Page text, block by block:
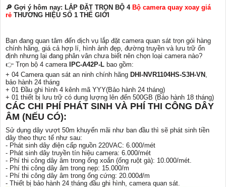
🔎 Gợi ý hôm nay: LẮP ĐẶT TRỌN BỘ 4 Bộ camera quay xoay giá
rẻ THƯƠNG HIỆU SỐ 1 THẾ GIỚI
Bạn đang quan tâm đến dịch vụ lắp đặt camera quan sát trọn gói hàng
chính hãng, giá cả hợp lí, hình ảnh đẹp, đường truyền và lưu trữ ổn
định nhưng lại đang phân vân chưa biết nên chọn loại camera nào?
👉 Trọn bộ 4 camera
IPC-A42P-L bao gồm:
+ 04 Camera quan sát an ninh chính hãng DHI-NVR1104HS-S3H-VN
bảo hành 24 tháng
+ 01 Đầu ghi hình 4 kênh mã YYY(Bảo hành 24 tháng)
+ 01 thiết bị lưu trữ có dung lượng lên đến 500GB (Bảo hành 18 tháng)
CÁC CHI PHÍ PHÁT SINH VÀ PHÍ THI CÔNG DÂY
ÂM (NẾU CÓ):
Sử dụng dây vượt 50m khuyến mãi như ban đầu thì sẽ phát sinh tiền
dây theo thực tế như sau:
- Phát sinh dây điện cấp nguồn 220VAC: 6.000/mét
- Phát sinh dây truyền tín hiệu camera: 6.000/mét
- Phí thi công dây âm trong ống xoắn (ống ruột gà): 10.000/mét.
- Phí thi công dây âm trong nẹp: 15.000/m
- Phí thi công dây âm trong ống cứng: 20.000đ/m
- Thiết bị bảo hành 24 tháng đầu ghi hình, camera quan sát.